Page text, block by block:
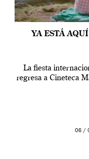
YA ESTÁ
La fiesta
regresa a Cineteca
06 /